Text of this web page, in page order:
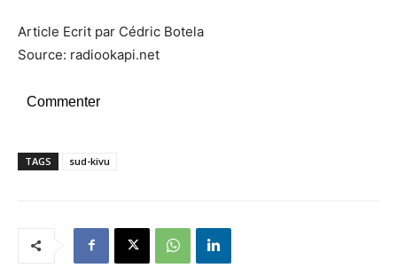
Article Ecrit par Cédric Botela
Source: radiookapi.net
Commenter
TAGS sud-kivu